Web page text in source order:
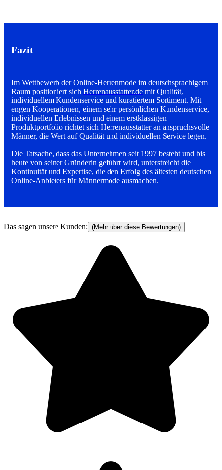
Fazit
Im Wettbewerb der Online-Herrenmode im deutschsprachigem
Raum positioniert sich Herrenausstatter.de mit Qualität,
individuellem Kundenservice und kuratiertem Sortiment. Mit
engen Kooperationen, einem sehr persönlichen Kundenservice,
individuellen Erlebnissen und einem erstklassigen
Produktportfolio richtet sich Herrenausstatter an anspruchsvolle
Männer, die Wert auf Qualität und individuellen Service legen.
Die Tatsache, dass das Unternehmen seit 1997 besteht und bis
heute von seiner Gründerin geführt wird, unterstreicht die
Kontinuität und Expertise, die den Erfolg des ältesten deutschen
Online-Anbieters für Männermode ausmachen.
Das sagen unsere Kunden: (Mehr über diese Bewertungen)